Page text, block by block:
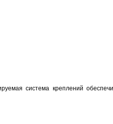
система креплений